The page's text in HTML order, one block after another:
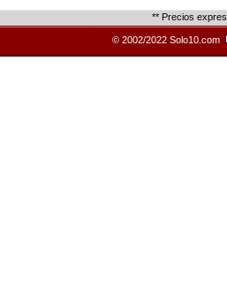
** Precios
© 2002/2022 Solo10.com